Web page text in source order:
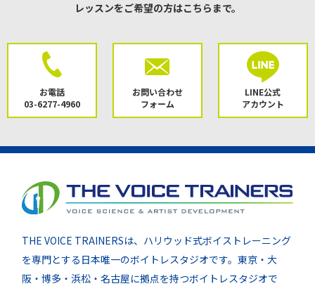
レッスンをご希望の方はこちらまで。
お電話
03-6277-4960
お問い合わせ
フォーム
LINE公式
アカウント
THE VOICE TRAINERSは、ハリウッド式ボイストレーニング
を専門とする日本唯一のボイトレスタジオです。東京・大
阪・博多・浜松・名古屋に拠点を持つボイトレスタジオで